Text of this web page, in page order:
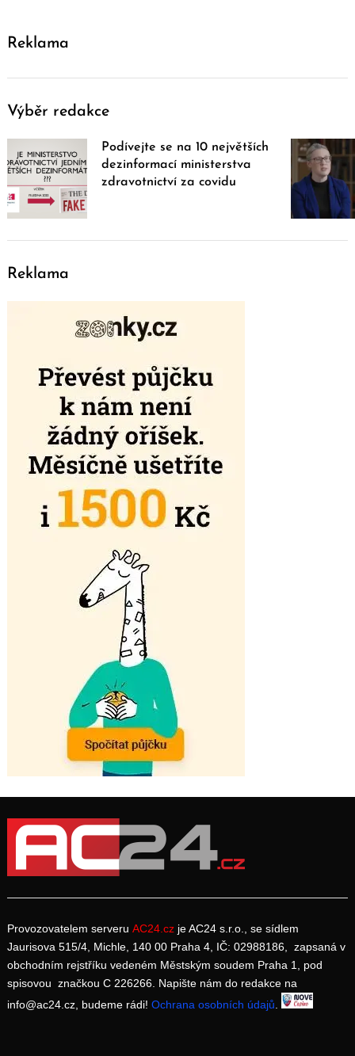
Reklama
Výběr redakce
Podívejte se na 10 největších
dezinformací ministerstva
zdravotnictví za covidu
Reklama
Provozovatelem serveru AC24.cz je AC24 s.r.o., se sídlem
Jaurisova 515/4, Michle, 140 00 Praha 4, IČ: 02988186, zapsaná v
obchodním rejstříku vedeném Městským soudem Praha 1, pod
spisovou značkou C 226266. Napište nám do redakce na
info@ac24.cz, budeme rádi! Ochrana osobních údajů.